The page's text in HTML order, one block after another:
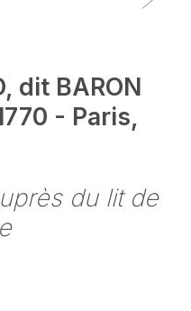
dit BARON
- Paris,
du lit de